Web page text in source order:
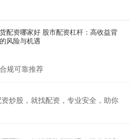
配资哪家好 股市配资杠杆：高收益背
风险与机遇
规可靠推荐
炒股，就找配资，专业安全，助你